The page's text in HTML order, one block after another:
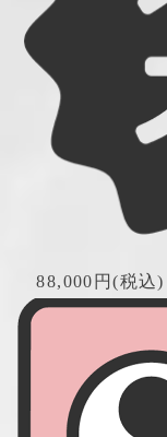
88,000円(税込)